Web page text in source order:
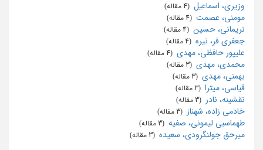
وزیری، اسماعیل
مومنی، عصمت
نریمانی، حسین
جعفری فر، نیره
علیپور حافظی، مهدی
محمدی، مهدی
بهمنی، مهدی
قیاسی، میترا
نقشینه، نادر
خادمی زاده، شهناز
طهماسبی لیمونی، صفیه
میرحق جولنگرودی، سعیده